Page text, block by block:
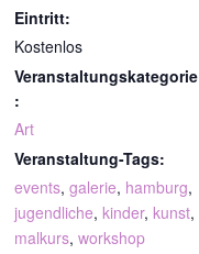
Eintritt:
Kostenlos
Veranstaltungskategorie
:
Art
Veranstaltung-Tags:
events, galerie, hamburg,
jugendliche, kinder, kunst,
malkurs, workshop